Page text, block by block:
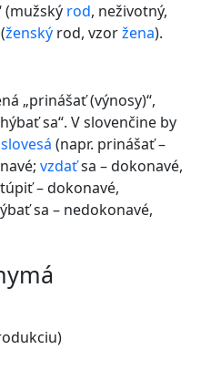
(mužský rod, neživotný,
ženský rod, vzoržena).
„prinášať (výnosy)“,
sa“. V slovenčine by
slovesá (napr. prinášať –
vzdaťsa – dokonavé,
– dokonavé,
sa – nedokonavé,